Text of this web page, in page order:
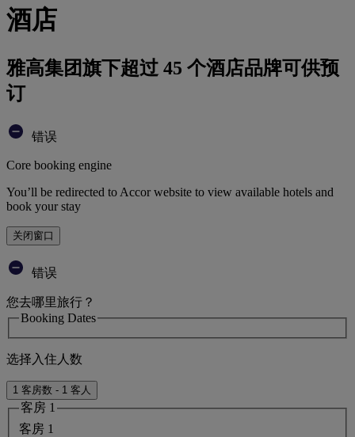
酒店
雅高集团旗下超过 45 个酒店品牌可供预
订
错误
Core booking engine
You’ll be redirected to Accor website to view available hotels and
book your stay
关闭窗口
错误
您去哪里旅行？
Booking Dates
选择入住人数
1 客房数 - 1 客人
客房 1
客房 1